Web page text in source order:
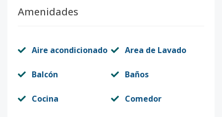
Amenidades
Aire acondicionado Area de Lavado
Balcón Baños
Cocina Comedor